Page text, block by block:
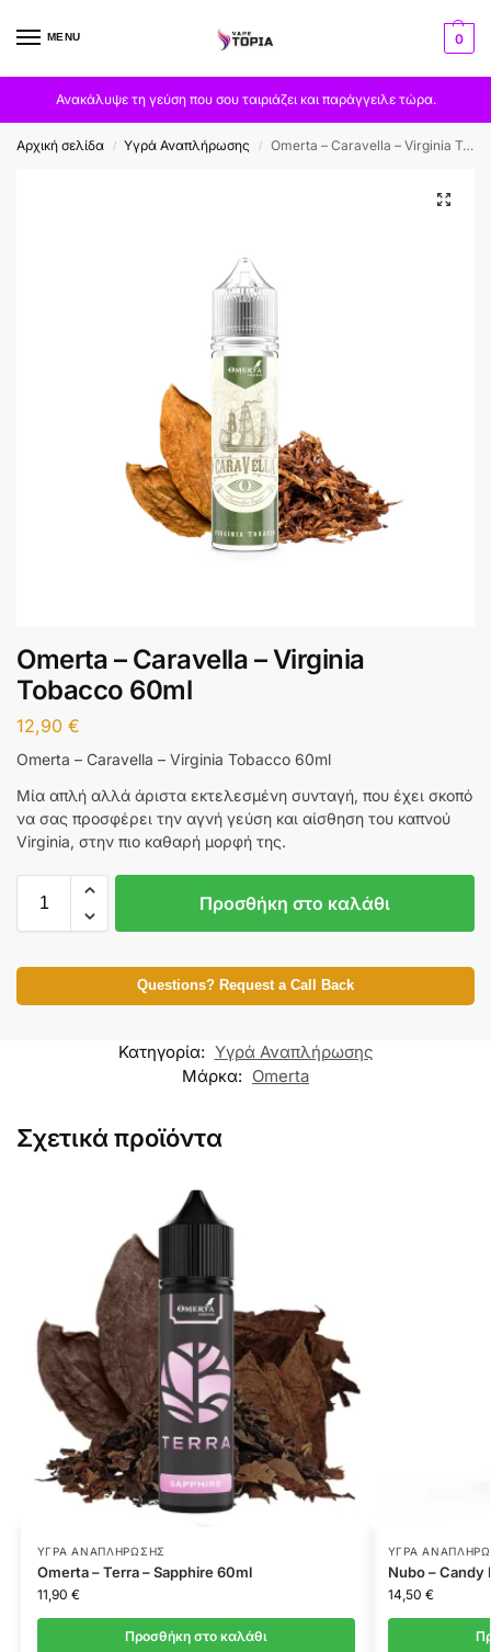
MENU 0
Ανακάλυψε τη γεύση που σου ταιριάζει και παράγγειλε τώρα.
Αρχική σελίδα / Υγρά Αναπλήρωσης / Omerta – Caravella – Virginia Tobacco 60ml
Omerta – Caravella – Virginia
Tobacco 60ml
12,90 €
Omerta – Caravella – Virginia Tobacco 60ml
Μία απλή αλλά άριστα εκτελεσμένη συνταγή, που έχει σκοπό
να σας προσφέρει την αγνή γεύση και αίσθηση του καπνού
Virginia, στην πιο καθαρή μορφή της.
Προσθήκη στο καλάθι
Questions? Request a Call Back
Κατηγορία: Υγρά Αναπλήρωσης
Μάρκα: Omerta
Σχετικά προϊόντα
ΥΓΡΆ ΑΝΑΠΛΉΡΩΣΗΣ
Omerta – Terra – Sapphire 60ml
11,90 €
Προσθήκη στο καλάθι
ΥΓΡΆ
Nubo – Candy
14,50 €